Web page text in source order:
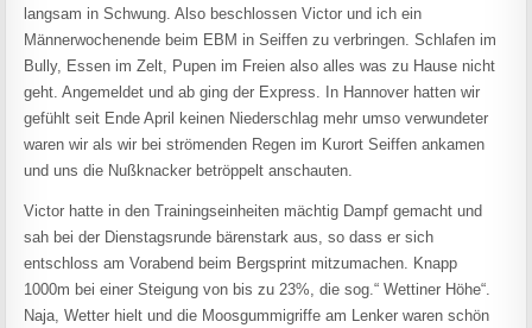
langsam in Schwung. Also beschlossen Victor und ich ein
Männerwochenende beim EBM in Seiffen zu verbringen. Schlafen im
Bully, Essen im Zelt, Pupen im Freien also alles was zu Hause nicht
geht. Angemeldet und ab ging der Express. In Hannover hatten wir
gefühlt seit Ende April keinen Niederschlag mehr umso verwundeter
waren wir als wir bei strömenden Regen im Kurort Seiffen ankamen
und uns die Nußknacker betröppelt anschauten.
Victor hatte in den Trainingseinheiten mächtig Dampf gemacht und
sah bei der Dienstagsrunde bärenstark aus, so dass er sich
entschloss am Vorabend beim Bergsprint mitzumachen. Knapp
1000m bei einer Steigung von bis zu 23%, die sog.“ Wettiner Höhe“.
Naja, Wetter hielt und die Moosgummigriffe am Lenker waren schön